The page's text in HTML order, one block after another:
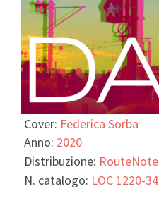
Cover: Federica Sorba
Anno: 2020
Distribuzione: RouteNote
N. catalogo: LOC 1220-34